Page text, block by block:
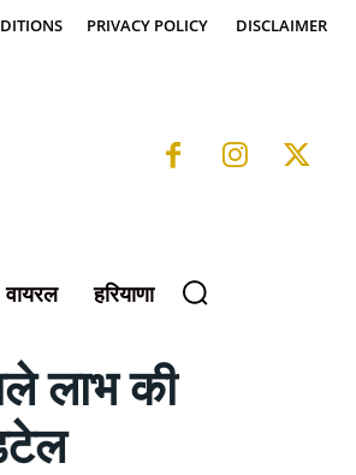
PRIVACY POLICY DISCLAIMER
वायरल हरियाणा
लाभ की